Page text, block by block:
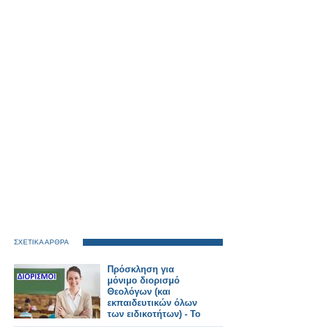
ΣΧΕΤΙΚΑ ΑΡΘΡΑ
Πρόσκληση για
μόνιμο διορισμό
Θεολόγων (και
εκπαιδευτικών όλων
των ειδικοτήτων) - Το
ΦΕΚ